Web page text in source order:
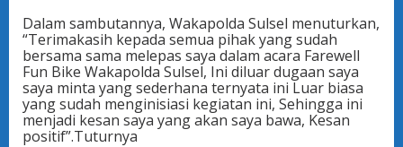
Dalam sambutannya, Wakapolda Sulsel menuturkan,
“Terimakasih kepada semua pihak yang sudah
bersama sama melepas saya dalam acara Farewell
Fun Bike Wakapolda Sulsel, Ini diluar dugaan saya
saya minta yang sederhana ternyata ini Luar biasa
yang sudah menginisiasi kegiatan ini, Sehingga ini
menjadi kesan saya yang akan saya bawa, Kesan
positif”.Tuturnya